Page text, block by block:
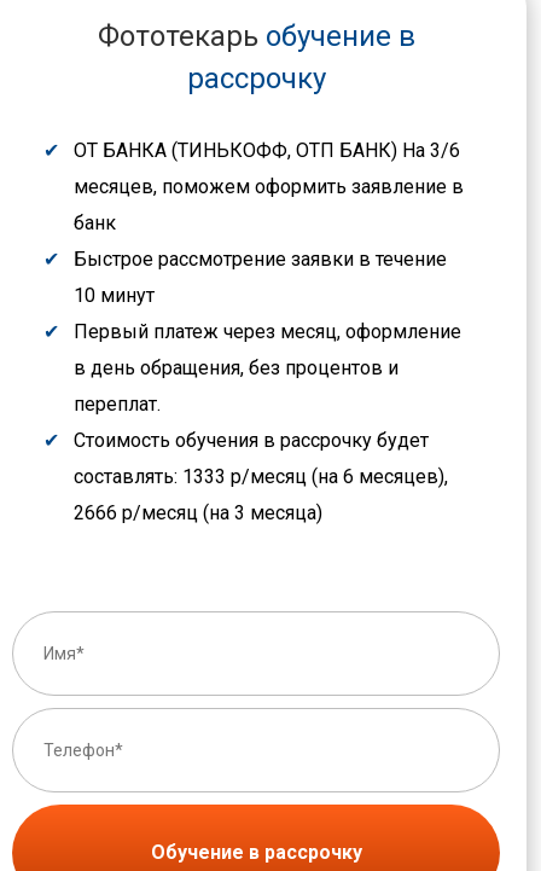
Фототекарьобучение в
рассрочку
ОТ БАНКА (ТИНЬКОФФ, ОТП БАНК) На 3/6
месяцев, поможем оформить заявление в
банк
Быстрое рассмотрение заявки в течение
10 минут
Первый платеж через месяц, оформление
в день обращения, без процентов и
переплат.
Стоимость обучения в рассрочку будет
составлять: 1333 р/месяц (на 6 месяцев),
2666 р/месяц (на 3 месяца)
Обучение в рассрочку